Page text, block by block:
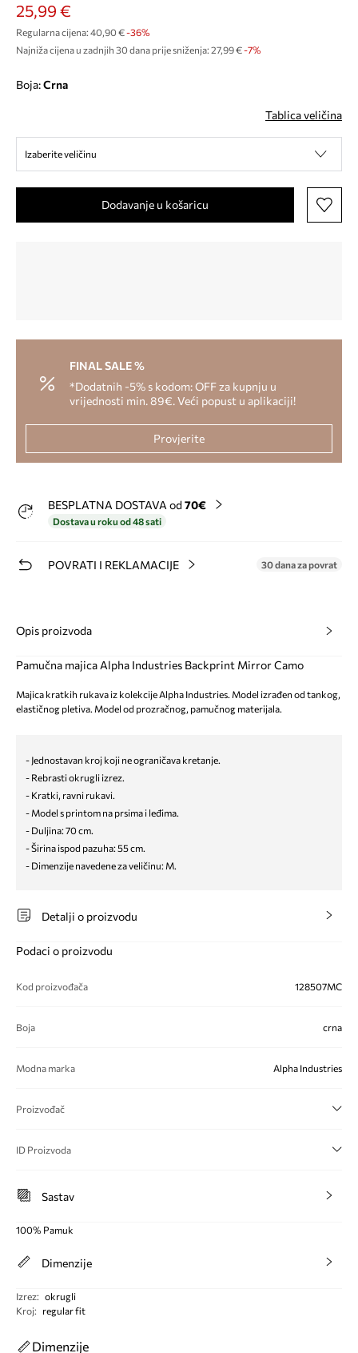
25,99 €
Regularna cijena: 40,90 €-36%
Najniža cijena u zadnjih 30 dana prije sniženja: 27,99 € -7%
Boja: crna
Tablica veličina
Izaberite veličinu
Dodavanje u košaricu
FINAL SALE %
*Dodatnih -5% s kodom: OFF za kupnju u
vrijednosti min. 89€. Veći popust u aplikaciji!
Provjerite
BESPLATNA DOSTAVA od 70€
Dostava u roku od 48 sati
POVRATI I REKLAMACIJE 30 dana za povrat
Opis proizvoda
Pamučna majica Alpha Industries Backprint Mirror Camo
Majica kratkih rukava iz kolekcije Alpha Industries. Model izrađen od tankog,
elastičnog pletiva. Model od prozračnog, pamučnog materijala.
- Jednostavan kroj koji ne ograničava kretanje.
- Rebrasti okrugli izrez.
- Kratki, ravni rukavi.
- Model s printom na prsima i leđima.
- Duljina: 70 cm.
- Širina ispod pazuha: 55 cm.
- Dimenzije navedene za veličinu: M.
Detalji o proizvodu
Podaci o proizvodu
Kod proizvođača 128507MC
Boja crna
Modna marka Alpha Industries
Proizvođač
ID Proizvoda
Sastav
100% Pamuk
Dimenzije
Izrez: okrugli
Kroj: regular fit
Dimenzije